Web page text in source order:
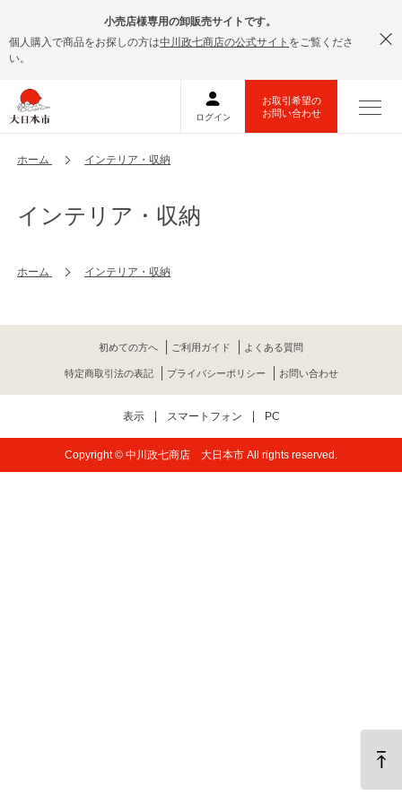
小売店様専用の卸販売サイトです。
個人購入で商品をお探しの方は中川政七商店の公式サイト をご覧くださ
い。
ホーム インテリア・収納
インテリア・収納
ホーム インテリア・収納
初めての方へ ご利用ガイド よくある質問
特定商取引法の表記 プライバシーポリシー お問い合わせ
表示 スマートフォン PC
Copyright © 中川政七商店 大日本市 All rights reserved.